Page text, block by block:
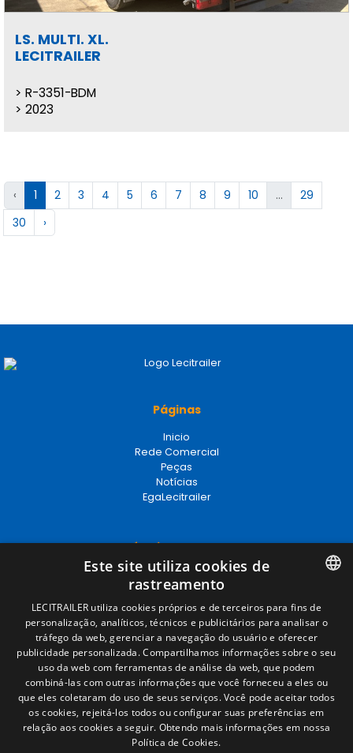
LS. MULTI. XL.
LECITRAILER
R-3351-BDM
2023
‹ 1 2 3 4 5 6 7 8 9 10 ...
29
30
›
Páginas
Inicio
Rede Comercial
Peças
Notícias
EgaLecitrailer
Términos legales
Aviso legal
Política de privacidade
Política de cookies
Condições Gerais de Venda
Gerenciar cookies
Contacto
Camino de los Huertos, S/N. Apdo 100
50620 - Casetas (Zaragoza) SPAIN
SPANISH
ENGLISH
FRENCH
ITALIAN
PORTUGUESE
Este site utiliza cookies de
rastreamento
LECITRAILER utiliza cookies próprios e de terceiros para fins de
personalização, analíticos, técnicos e publicitários para analisar o
tráfego da web, gerenciar a navegação do usuário e oferecer
publicidade personalizada. Compartilhamos informações sobre o seu
uso da web com ferramentas de análise da web, que podem
combiná-las com outras informações que você forneceu a eles ou
que eles coletaram do uso de seus serviços. Você pode aceitar todos
os cookies, rejeitá-los todos ou configurar suas preferências em
relação aos cookies a seguir. Obtendo mais informações em nossa
Política de Cookies.